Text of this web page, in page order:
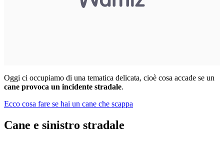
Oggi ci occupiamo di una tematica delicata, cioè cosa accade se un
cane provoca un incidente stradale.
Ecco cosa fare se hai un cane che scappa
Cane e sinistro stradale